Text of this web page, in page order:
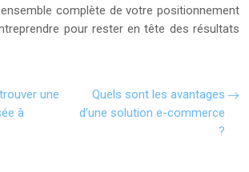
complète de votre positionnement
pour rester en tête des résultats
une
à
Quels sont les avantages
d’une solution e-commerce
?